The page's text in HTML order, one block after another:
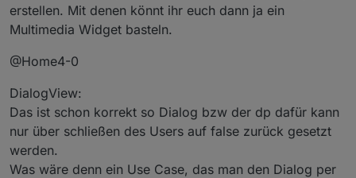
erstellen. Mit denen könnt ihr euch dann ja ein
Multimedia Widget basteln.
@Home4-0
DialogView:
Das ist schon korrekt so Dialog bzw der dp dafür kann
nur über schließen des Users auf false zurück gesetzt
werden.
Was wäre denn ein Use Case, das man den Dialog per